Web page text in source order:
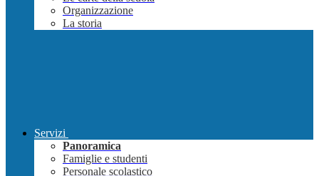
Organizzazione
La storia
Servizi
Panoramica
Famiglie e studenti
Personale scolastico